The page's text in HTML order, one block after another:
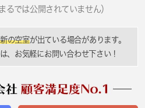
るでは公開されていません）
の空室が出ている場合があります。
、お気軽にお問い合わせ下さい！